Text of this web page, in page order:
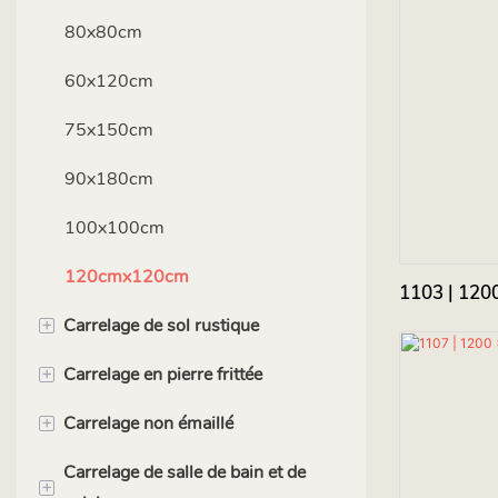
80x80cm
60x120cm
75x150cm
90x180cm
100x100cm
120cmx120cm
+ Carrelage de sol rustique
40x40cm
60x60cm
80x80cm
+ Carrelage en pierre frittée
90x180cm
120x120cm
+ Carrelage non émaillé
40x40cm
+
Carrelage de salle de bain et de
1103 |